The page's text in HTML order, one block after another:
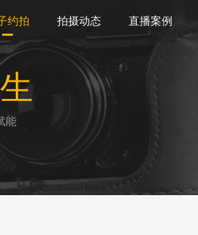
约拍 拍摄动态 直播案例
能